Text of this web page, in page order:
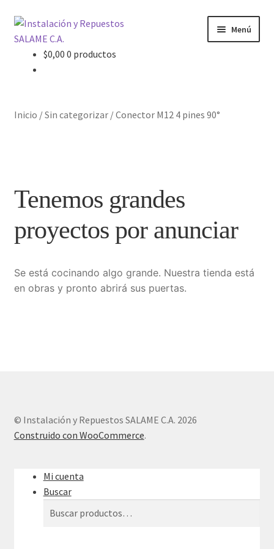
Ir
a
navegación
Ir
al
contenido
Menú
Finalizar compra
Mi cuenta
Sample Page
$0,00 0 productos
Inicio /Sin categorizar/Conector M12 4 pines 90°
Tenemos grandes
proyectos por anunciar
Se está cocinando algo grande. Nuestra tienda está
en obras y pronto abrirá sus puertas.
© Instalación y Repuestos SALAME C.A. 2026
Construido con WooCommerce.
Mi cuenta
Buscar